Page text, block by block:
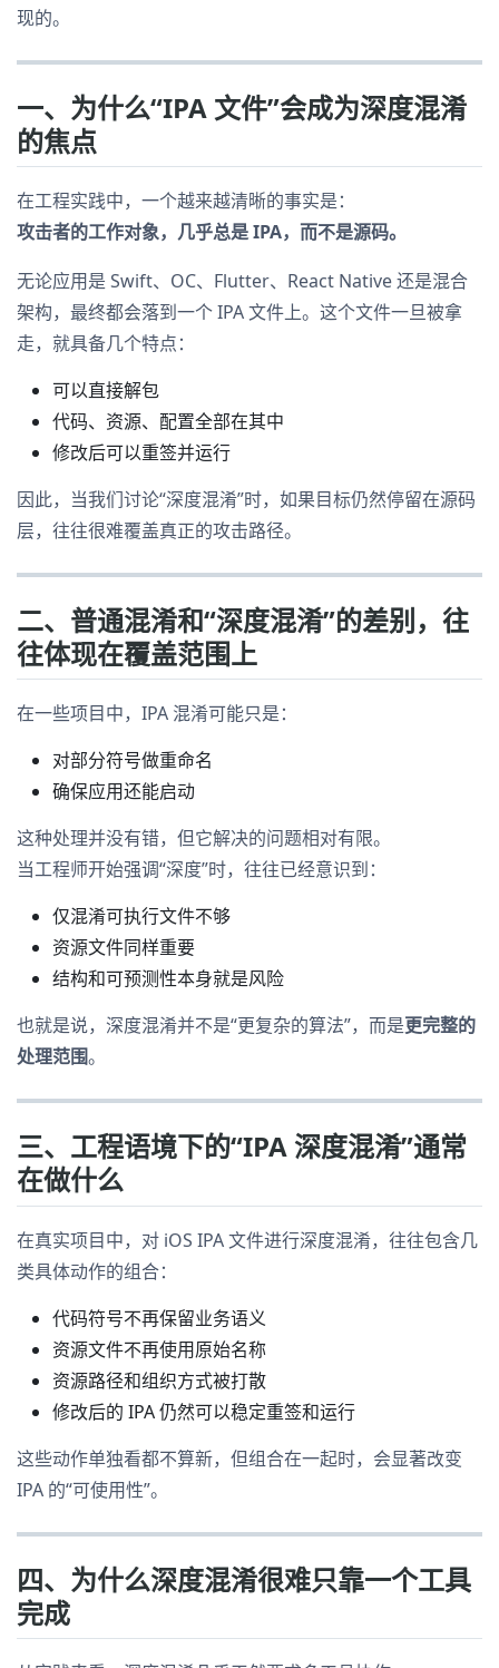
现的。
一、为什么“IPA 文件”会成为深度混淆
的焦点
在工程实践中，一个越来越清晰的事实是：
攻击者的工作对象，几乎总是 IPA，而不是源码。
无论应用是 Swift、OC、Flutter、React Native 还是混合
架构，最终都会落到一个 IPA 文件上。这个文件一旦被拿
走，就具备几个特点：
可以直接解包
代码、资源、配置全部在其中
修改后可以重签并运行
因此，当我们讨论“深度混淆”时，如果目标仍然停留在源码
层，往往很难覆盖真正的攻击路径。
二、普通混淆和“深度混淆”的差别，往
往体现在覆盖范围上
在一些项目中，IPA 混淆可能只是：
对部分符号做重命名
确保应用还能启动
这种处理并没有错，但它解决的问题相对有限。
当工程师开始强调“深度”时，往往已经意识到：
仅混淆可执行文件不够
资源文件同样重要
结构和可预测性本身就是风险
也就是说，深度混淆并不是“更复杂的算法”，而是更完整的
处理范围。
三、工程语境下的“IPA 深度混淆”通常
在做什么
在真实项目中，对 iOS IPA 文件进行深度混淆，往往包含几
类具体动作的组合：
代码符号不再保留业务语义
资源文件不再使用原始名称
资源路径和组织方式被打散
修改后的 IPA 仍然可以稳定重签和运行
这些动作单独看都不算新，但组合在一起时，会显著改变
IPA 的“可使用性”。
四、为什么深度混淆很难只靠一个工具
完成